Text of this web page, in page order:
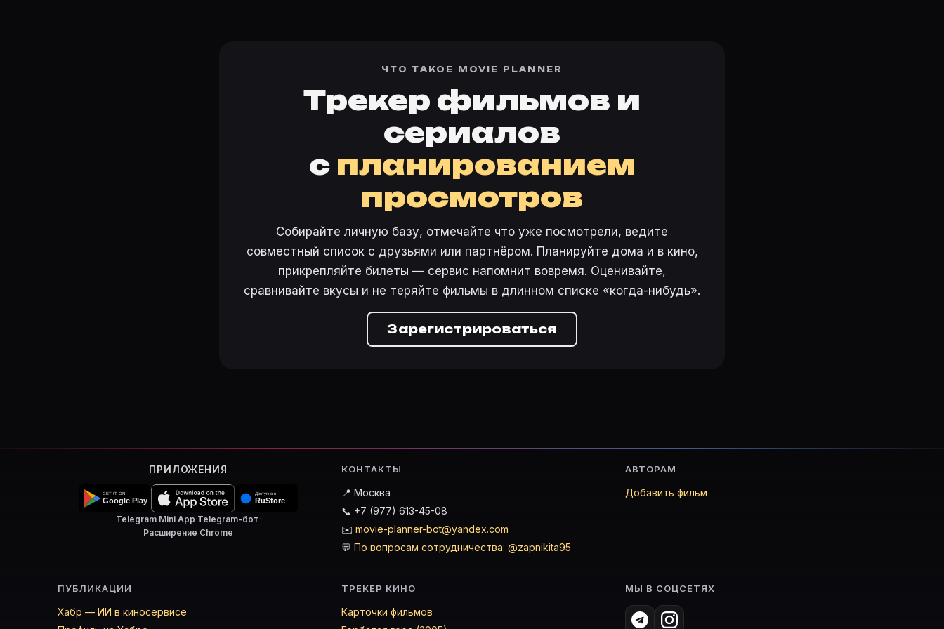
ЧТО ТАКОЕ MOVIE PLANNER
Трекер фильмов и
сериалов
с планированием
просмотров
Собирайте личную базу, отмечайте что уже посмотрели, ведите
совместный список с друзьями или партнёром. Планируйте дома и в кино,
прикрепляйте билеты — сервис напомнит вовремя. Оценивайте,
сравнивайте вкусы и не теряйте фильмы в длинном списке «когда-нибудь».
Зарегистрироваться
ПРИЛОЖЕНИЯ
Telegram Mini App·Telegram-бот·
Расширение Chrome
КОНТАКТЫ
📍 Москва
📞 +7 (977) 613-45-08
✉️ movie-planner-bot@yandex.com
💬 По вопросам сотрудничества: @zapnikita95
АВТОРАМ
Добавить фильм
ПУБЛИКАЦИИ
Хабр — ИИ в киносервисе
ТРЕКЕР КИНО
Карточки фильмов
МЫ В СОЦСЕТЯХ